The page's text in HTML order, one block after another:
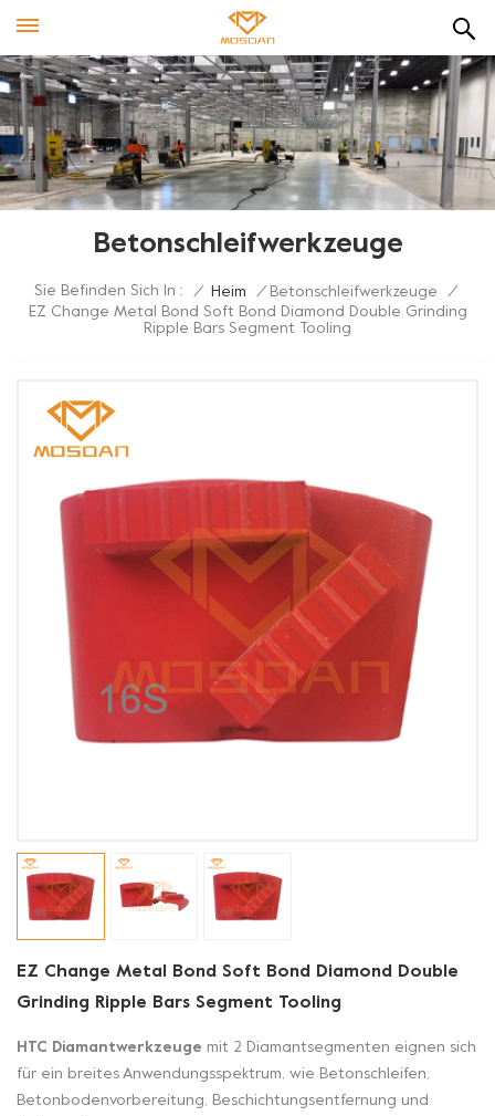
Betonschleifwerkzeuge
Sie Befinden Sich In : / Heim / Betonschleifwerkzeuge
/
EZ Change Metal Bond Soft Bond Diamond Double Grinding
Ripple Bars Segment Tooling
EZ Change Metal Bond Soft Bond Diamond Double
Grinding Ripple Bars Segment Tooling
HTC Diamantwerkzeuge mit 2 Diamantsegmenten eignen sich
für ein breites Anwendungsspektrum, wie Betonschleifen,
Betonbodenvorbereitung, Beschichtungsentfernung und